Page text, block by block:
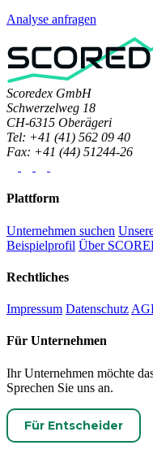
Analyse anfragen
Scoredex GmbH
Schwerzelweg 18
CH-6315 Oberägeri
Tel: +41 (41) 562 09 40
Fax: +41 (44) 51244-26
Plattform
Unternehmen suchen
Beispielprofil Über
Rechtliches
Impressum Datenschutz
Für Unternehmen
Ihr Unternehmen möchte
Sprechen Sie uns an.
Für Entscheider